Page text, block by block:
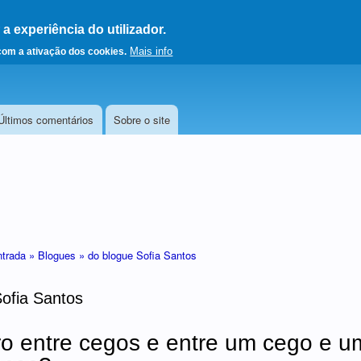
experiência do utilizador.
a ativação dos cookies. Mais info
página principal
comentários Sobre o site
» Blogues » do blogue Sofia Santos
Santos
entre cegos e entre um cego e